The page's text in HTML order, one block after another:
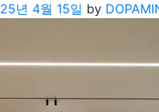
년 4월 15일 by